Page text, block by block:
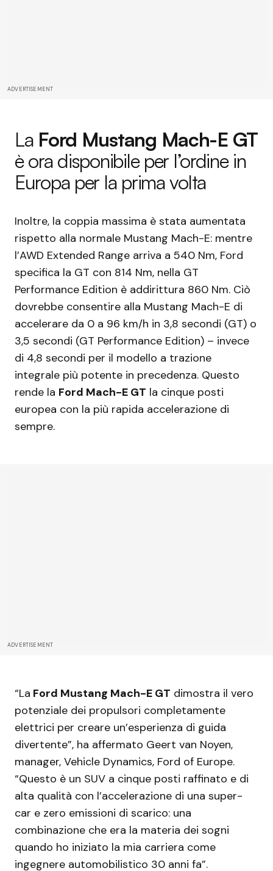
ADVERTISEMENT
La Ford Mustang Mach-E GT
è ora disponibile per l’ordine in
Europa per la prima volta
Inoltre, la coppia massima è stata aumentata
rispetto alla normale Mustang Mach-E: mentre
l’AWD Extended Range arriva a 540 Nm, Ford
specifica la GT con 814 Nm, nella GT
Performance Edition è addirittura 860 Nm. Ciò
dovrebbe consentire alla Mustang Mach-E di
accelerare da 0 a 96 km/h in 3,8 secondi (GT) o
3,5 secondi (GT Performance Edition) – invece
di 4,8 secondi per il modello a trazione
integrale più potente in precedenza. Questo
rende la Ford Mach-E GT la cinque posti
europea con la più rapida accelerazione di
sempre.
ADVERTISEMENT
“La Ford Mustang Mach-E GT dimostra il vero
potenziale dei propulsori completamente
elettrici per creare un’esperienza di guida
divertente”, ha affermato Geert van Noyen,
manager, Vehicle Dynamics, Ford of Europe.
“Questo è un SUV a cinque posti raffinato e di
alta qualità con l’accelerazione di una super-
car e zero emissioni di scarico: una
combinazione che era la materia dei sogni
quando ho iniziato la mia carriera come
ingegnere automobilistico 30 anni fa”.